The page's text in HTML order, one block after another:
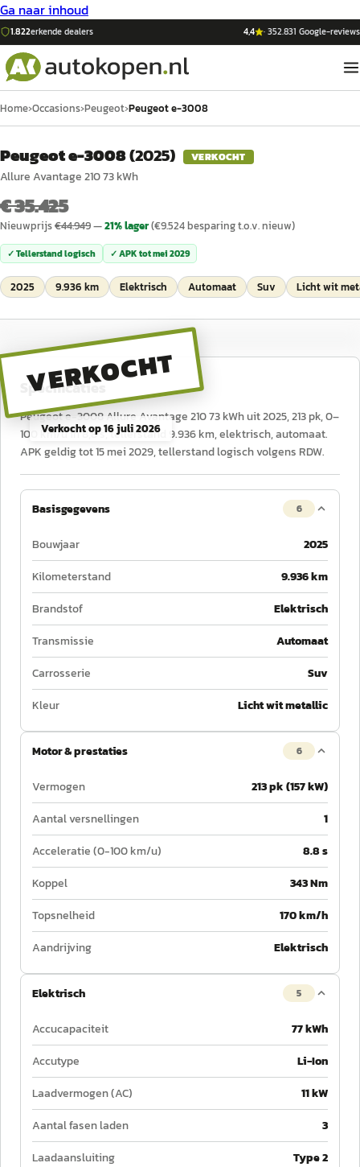
Ga naar inhoud
1.822erkende dealers 4,4 ·352.831 Google-reviews
Home›Occasions›Peugeot›Peugeot e-3008
Peugeot e-3008(2025) VERKOCHT
Allure Avantage 210 73 kWh
€ 35.425
Nieuwprijs€44.949—21% lager(€9.524besparing t.o.v. nieuw)
✓ Tellerstand logisch ✓ APK totmei 2029
2025 9.936 km Elektrisch Automaat Suv Licht wit
VERKOCHT
Verkocht op16 juli 2026
Specificaties
Peugeot e-3008 Allure Avantage 210 73 kWh uit 2025, 213 pk, 0–
100 km/u in 8,8 s, tellerstand 9.936 km, elektrisch, automaat.
APK geldig tot 15 mei 2029, tellerstand logisch volgens RDW.
Basisgegevens 6
Bouwjaar
2025
Kilometerstand
9.936 km
Brandstof
Elektrisch
Transmissie
Automaat
Carrosserie
Suv
Kleur
Licht wit metallic
Motor & prestaties 6
Vermogen
213 pk (157 kW)
Aantal versnellingen
1
Acceleratie (0-100 km/u)
8.8 s
Koppel
343 Nm
Topsnelheid
170 km/h
Aandrijving
Elektrisch
Elektrisch 5
Accucapaciteit
77 kWh
Accutype
Li-Ion
Laadvermogen (AC)
11 kW
Aantal fasen laden
3
Laadaansluiting
Type 2